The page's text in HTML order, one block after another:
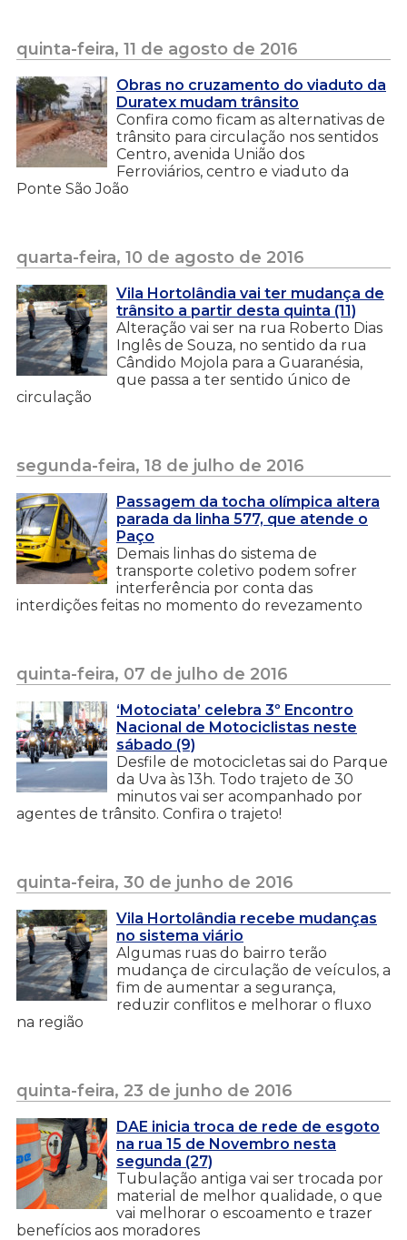
quinta-feira, 11 de agosto de 2016
Obras no cruzamento do viaduto da
Duratex mudam trânsito
Confira como ficam as alternativas de
trânsito para circulação nos sentidos
Centro, avenida União dos
Ferroviários, centro e viaduto da
Ponte São João
quarta-feira, 10 de agosto de 2016
Vila Hortolândia vai ter mudança de
trânsito a partir desta quinta (11)
Alteração vai ser na rua Roberto Dias
Inglês de Souza, no sentido da rua
Cândido Mojola para a Guaranésia,
que passa a ter sentido único de
circulação
segunda-feira, 18 de julho de 2016
Passagem da tocha olímpica altera
parada da linha 577, que atende o
Paço
Demais linhas do sistema de
transporte coletivo podem sofrer
interferência por conta das
interdições feitas no momento do revezamento
quinta-feira, 07 de julho de 2016
‘Motociata’ celebra 3º Encontro
Nacional de Motociclistas neste
sábado (9)
Desfile de motocicletas sai do Parque
da Uva às 13h. Todo trajeto de 30
minutos vai ser acompanhado por
agentes de trânsito. Confira o trajeto!
quinta-feira, 30 de junho de 2016
Vila Hortolândia recebe mudanças
no sistema viário
Algumas ruas do bairro terão
mudança de circulação de veículos, a
fim de aumentar a segurança,
reduzir conflitos e melhorar o fluxo
na região
quinta-feira, 23 de junho de 2016
DAE inicia troca de rede de esgoto
na rua 15 de Novembro nesta
segunda (27)
Tubulação antiga vai ser trocada por
material de melhor qualidade, o que
vai melhorar o escoamento e trazer
benefícios aos moradores